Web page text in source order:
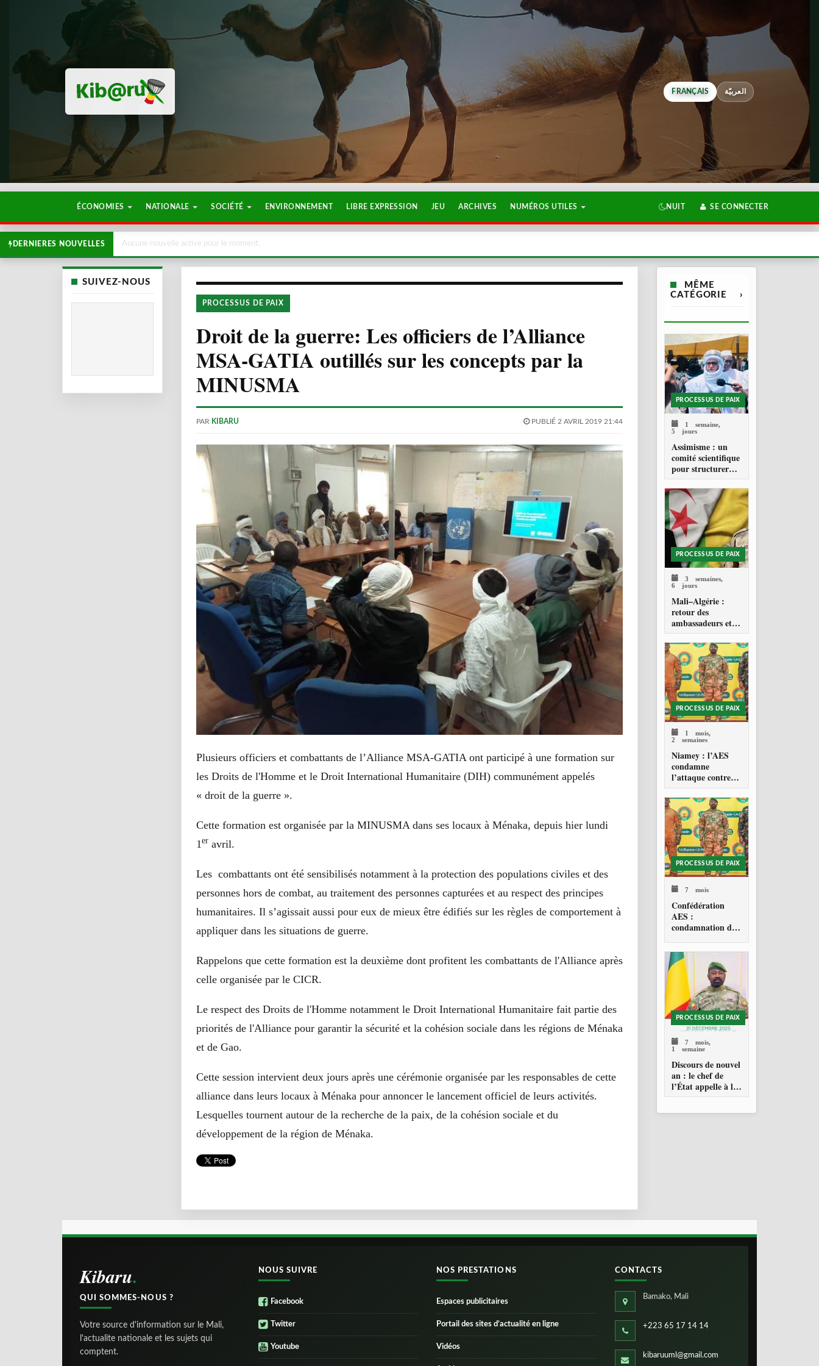
FRANÇAIS العربيّة
ÉCONOMIES NATIONALE SOCIÉTÉ ENVIRONNEMENT LIBRE EXPRESSION JEU ARCHIVES NUMÉROS UTILES NUIT SE CONNECTER
DERNIERES NOUVELLES Aucune nouvelle active pour le moment.
SUIVEZ-NOUS
PROCESSUS DE PAIX
Droit de la guerre: Les officiers de l’Alliance
MSA-GATIA outillés sur les concepts par la
MINUSMA
PAR KIBARU PUBLIÉ 2 AVRIL 2019 21:44
Plusieurs officiers et combattants de l’Alliance MSA-GATIA ont participé à une formation sur
les Droits de l'Homme et le Droit International Humanitaire (DIH) communément appelés
« droit de la guerre ».
Cette formation est organisée par la MINUSMA dans ses locaux à Ménaka, depuis hier lundi
1er avril.
Les combattants ont été sensibilisés notamment à la protection des populations civiles et des
personnes hors de combat, au traitement des personnes capturées et au respect des principes
humanitaires. Il s’agissait aussi pour eux de mieux être édifiés sur les règles de comportement à
appliquer dans les situations de guerre.
Rappelons que cette formation est la deuxième dont profitent les combattants de l'Alliance après
celle organisée par le CICR.
Le respect des Droits de l'Homme notamment le Droit International Humanitaire fait partie des
priorités de l'Alliance pour garantir la sécurité et la cohésion sociale dans les régions de Ménaka
et de Gao.
Cette session intervient deux jours après une cérémonie organisée par les responsables de cette
alliance dans leurs locaux à Ménaka pour annoncer le lancement officiel de leurs activités.
Lesquelles tournent autour de la recherche de la paix, de la cohésion sociale et du
développement de la région de Ménaka.
MÊME
CATÉGORIE
›
PROCESSUS DE PAIX
1 semaine,
5 jours
Assimisme : un
comité scientifique
pour structurer
une doctrine de la
refondation
PROCESSUS DE PAIX
3 semaines,
6 jours
Mali–Algérie :
retour des
ambassadeurs et
réouverture des
espaces aériens
PROCESSUS DE PAIX
1 mois,
2 semaines
Niamey : l’AES
condamne
l’attaque contre
l’aéroport Diori
Hamani
PROCESSUS DE PAIX
7 mois
Confédération
AES :
condamnation de
américaine au
Venezuela
PROCESSUS DE PAIX
7 mois,
1 semaine
Discours de nouvel
an : le chef de
l’État appelle à la
consolidation en
Kibaru
QUI SOMMES-NOUS ?
Votre source d'information sur le Mali,
l'actualite nationale et les sujets qui
comptent.
NOUS SUIVRE
Facebook
Twitter
Youtube
NOS PRESTATIONS
Espaces publicitaires
Portail des sites d’actualité en ligne
Vidéos
CONTACTS
Bamako, Mali
+223 65 17 14 14
kibaruuml@gmail.com